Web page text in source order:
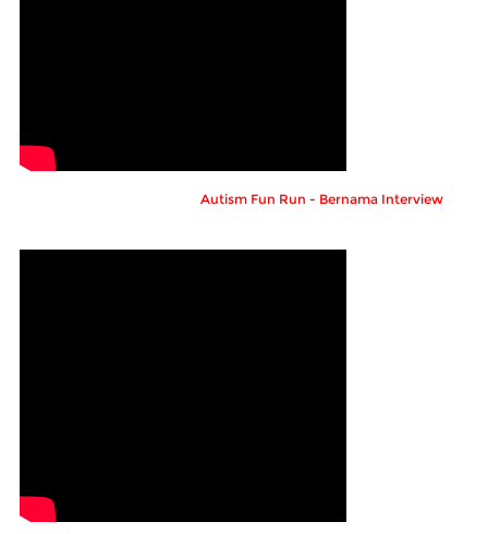
Autism Fun Run - Bernama Interview